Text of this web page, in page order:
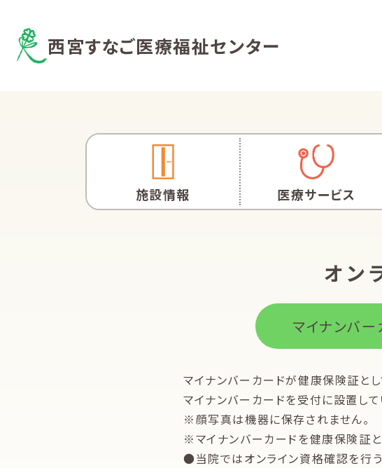
西宮すなご医療福祉センター
施設情報 医療サービス
オン
マイナンバ
マイナンバーカードが健康保険証とし
マイナンバーカードを受付に設置し
※顔写真は機器に保存されません。
※マイナンバーカードを健康保険証
●当院ではオンライン資格確認を行う